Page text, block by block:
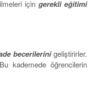
için gerekli eğitimi
becerilerinigeliştirirler.
kademede öğrencilerin